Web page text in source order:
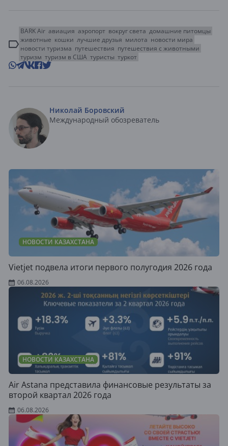
BARK Air авиация аэропорт вокруг света домашние питомцы
животные кошки лучшие друзья милота новости мира
новости туризма путешествия путешествия с животными
туризм туризм в США туристы туркот
Николай Боровский
Международный обозреватель
НОВОСТИ КАЗАХСТАНА
Vietjet подвела итоги первого полугодия 2026 года
06.08.2026
НОВОСТИ КАЗАХСТАНА
Air Astana представила финансовые результаты за
второй квартал 2026 года
06.08.2026